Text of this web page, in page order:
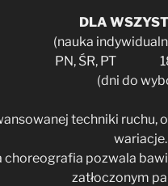
DLA
(nauka
PN, ŚR, PT
(dni do
techniki
wariacje.
pozwala
zatłoczonym